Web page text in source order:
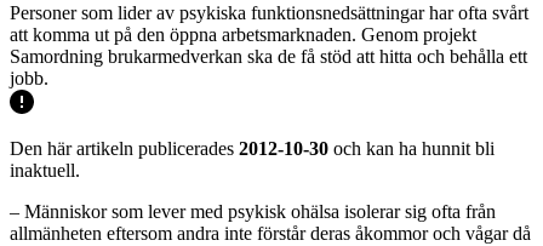
Personer som lider av psykiska funktionsnedsättningar har ofta svårt
att komma ut på den öppna arbetsmarknaden. Genom projekt
Samordning brukarmedverkan ska de få stöd att hitta och behålla ett
jobb.
Den här artikeln publicerades 2012-10-30 och kan ha hunnit bli
inaktuell.
– Människor som lever med psykisk ohälsa isolerar sig ofta från
allmänheten eftersom andra inte förstår deras åkommor och vågar då